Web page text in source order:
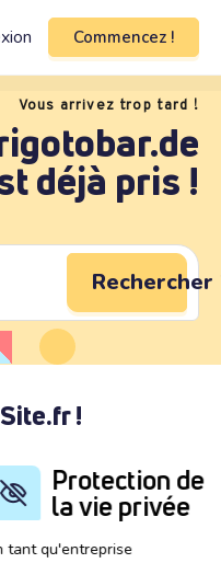
Commencez !
Vous arrivez trop tard !
déjà pris !
Rechercher
!
Protection de
la vie privée
tant qu'entreprise